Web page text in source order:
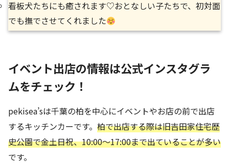
看板犬たちにも癒されます♡おとなしい子たちで、初対面
でも撫でさせてくれました
イベント出店の情報は公式インスタグラ
ムをチェック！
pekisea’sは千葉の柏を中心にイベントやお店の前で出店
するキッチンカーです。 柏で出店する際は旧吉田家住宅歴
史公園で金土日祝、10:00～17:00まで出ていることが多い
です。